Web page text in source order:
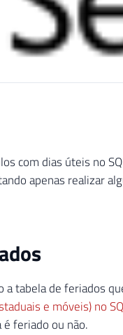
com dias úteis no
apenas realizar
tabela de feriados
e móveis) no
feriado ou não.